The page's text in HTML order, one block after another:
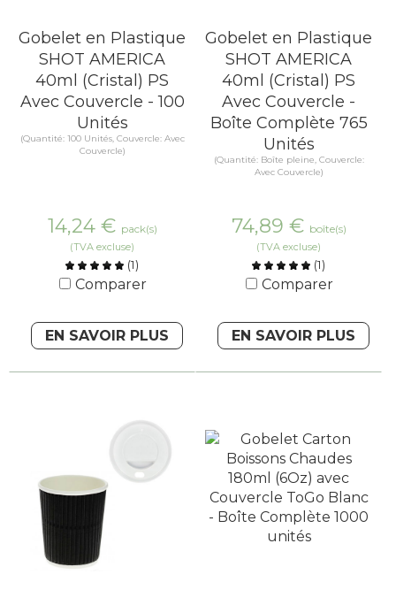
Gobelet en Plastique
SHOT AMERICA
40ml (Cristal) PS
Avec Couvercle - 100
Unités
(Quantité: 100 Unités, Couvercle: Avec
Couvercle)
14,24 € pack(s)
(TVA excluse)
(1)
Comparer
EN SAVOIR PLUS
Gobelet en Plastique
SHOT AMERICA
40ml (Cristal) PS
Avec Couvercle -
Boîte Complète 765
Unités
(Quantité: Boîte pleine, Couvercle:
Avec Couvercle)
74,89 € boîte(s)
(TVA excluse)
(1)
Comparer
EN SAVOIR PLUS